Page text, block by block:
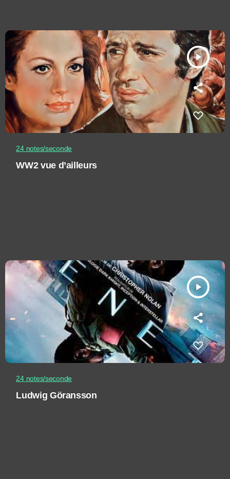
play_arrow
24 notes/seconde
WW2 vue d’ailleurs
play_arrow
24 notes/seconde
Ludwig Göransson